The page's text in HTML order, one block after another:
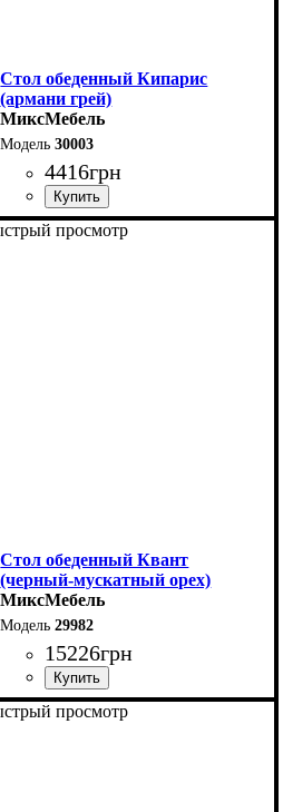
Стол обеденный Кипарис
(армани грей)
МиксМебель
30003
4416грн
просмотр
Стол обеденный Квант
(черный-мускатный орех)
МиксМебель
29982
15226грн
просмотр